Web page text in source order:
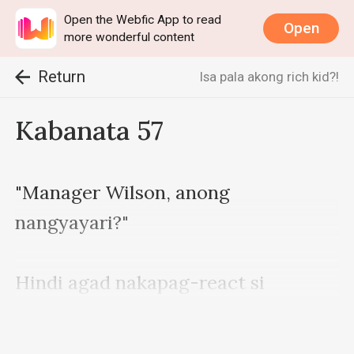
Open the Webfic App to read
more wonderful content
Open
Return Isa pala akong rich kid?!
Kabanata 57
"Manager Wilson, anong
nangyayari?"
Hindi agad nakapag-react si